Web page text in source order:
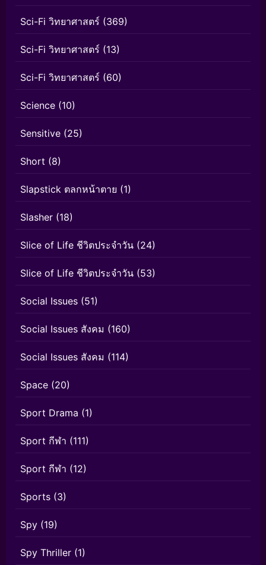
Sci-Fi วิทยาศาสตร์ (369)
Sci-Fi วิทยาศาสตร์ (13)
Sci-Fi วิทยาศาสตร์ (60)
Science (10)
Sensitive (25)
Short (8)
Slapstick ตลกหน้าตาย (1)
Slasher (18)
Slice of Life ชีวิตประจำวัน (24)
Slice of Life ชีวิตประจำวัน (53)
Social Issues (51)
Social Issues สังคม (160)
Social Issues สังคม (114)
Space (20)
Sport Drama (1)
Sport กีฬา (111)
Sport กีฬา (12)
Sports (3)
Spy (19)
Spy Thriller (1)